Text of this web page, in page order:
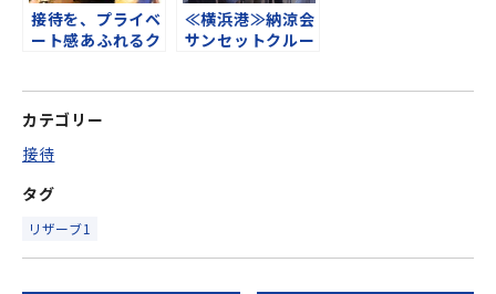
接待を、プライベ
ート感あふれるク
≪横浜港≫納涼会
サンセットクルー
カテゴリー
接待
タグ
リザーブ1